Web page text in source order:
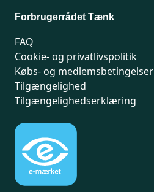
Forbrugerrådet Tænk
FAQ
Cookie- og privatlivspolitik
Købs- og medlemsbetingelser
Tilgængelighed
Tilgængelighedserklæring